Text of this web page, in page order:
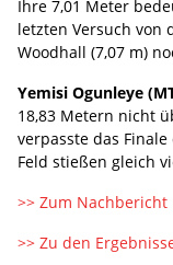
Ihre 7,01 Meter
letzten Versuch von
Woodhall (7,07 m)
Yemisi Ogunleye
18,83 Metern nicht
verpasste das
Feld stießen gleich
>> Zum Nachbericht
>> Zu den